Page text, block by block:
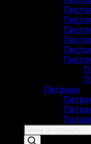
Патроны
Поиск
товаров